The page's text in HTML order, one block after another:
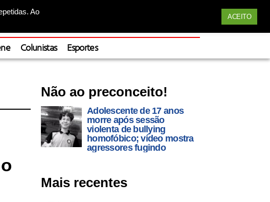
Ao
ACEITO
Colunistas Esportes
Não ao preconceito!
Adolescente de 17 anos
morre após sessão
violenta de bullying
homofóbico; vídeo mostra
agressores fugindo
Mais recentes